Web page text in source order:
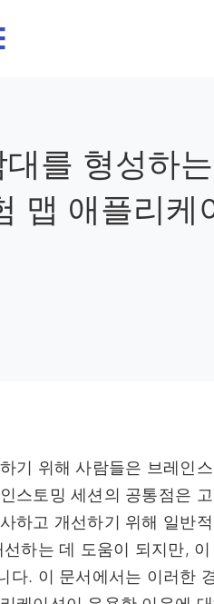
를 형성하
맵 애플리케
기 위해 사람들은 브레인
스토밍 세션의 공통점은
하고 개선하기 위해 일반
하는 데 도움이 되지만,
다. 이 문서에서는 이러한